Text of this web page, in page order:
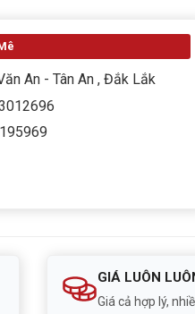
An - Tân An , Đắk Lắk
GIÁ LUÔN
Giá cả hợp lý,